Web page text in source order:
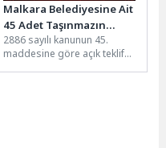
Malkara Belediyesine Ait
45 Adet Taşınmazın
Kiraya Verilmesine Dair
İhale Gerçekleştirildi
2886 sayılı kanunun 45.
maddesine göre açık teklif